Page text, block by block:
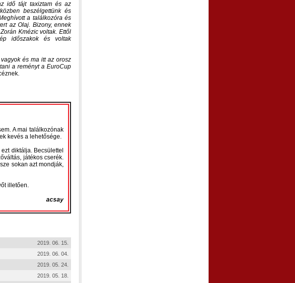
idő tájt taxiztam és az
beszélgettünk és
a találkozóra és
az Olaj. Bizony, ennek
Kmézic voltak. Ettől
időszakok és voltak
és ma itt az orosz
a reményt a EuroCup
A mai találkozónak
kevés a lehetősége.
diktálja. Becsülettel
játékos cserék.
sokan azt mondják,
illetően.
acsay
2019. 06. 15.
2019. 06. 04.
2019. 05. 24.
2019. 05. 18.